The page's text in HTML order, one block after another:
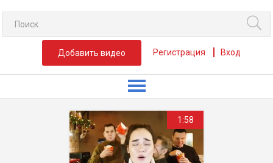
Добавить видео Регистрация Вход
1:58